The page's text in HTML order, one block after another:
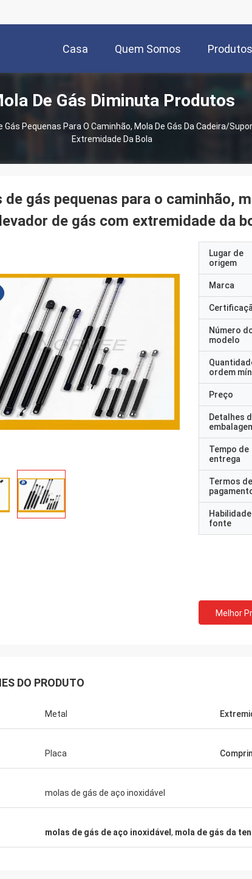
Casa Quem Somos Produtos
De Gás Diminuta Produtos
Gás Pequenas Para O Caminhão, Mola De Gás Da Cadeira/
Extremidade Da Bola
nós cooperamos com o
de gás pequenas para o caminhão,
de gás com extremidade da
Lugar de
origem
Marca
Número
modelo
ordem
Preço
Detalhes
Tempo de
entrega
Termos de
fonte
Melhor
DO PRODUTO
Metal
Placa
molas de gás de aço inoxidável
molas de gás de aço inoxidável , mola de gás da